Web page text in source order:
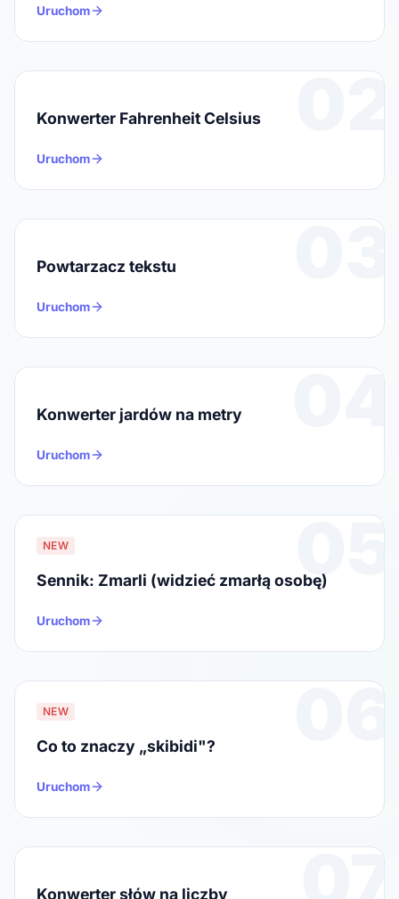
Uruchom
02
Konwerter Fahrenheit Celsius
Uruchom
03
Powtarzacz tekstu
Uruchom
04
Konwerter jardów na metry
Uruchom
05
NEW
Sennik: Zmarli (widzieć zmarłą osobę)
Uruchom
06
NEW
Co to znaczy „skibidi"?
Uruchom
07
Konwerter słów na liczby